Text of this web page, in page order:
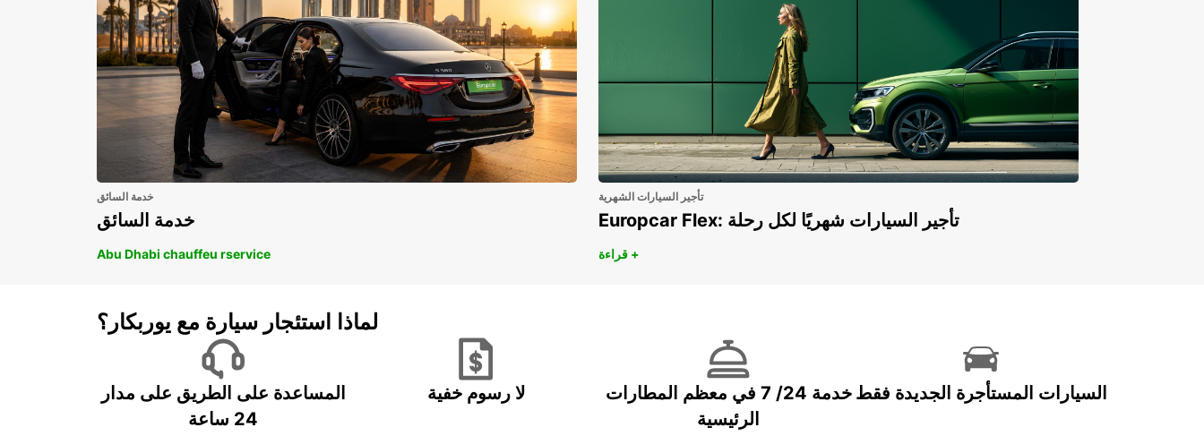
خدمة السائق
خدمة السائق
Abu Dhabi chauffeu rservice
تأجير السيارات الشهرية
Europcar Flex: تأجير السيارات شهريًا لكل رحلة
قراءة +
لماذا استئجار سيارة مع يوربكار؟
المساعدة على الطريق على مدار
24 ساعة
لا رسوم خفية
خدمة 24/ 7 في معظم المطارات
الرئيسية
السيارات المستأجرة الجديدة فقط